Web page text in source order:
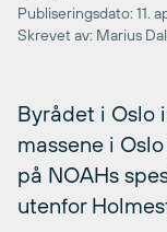
Publiseringsdato: 11.
Skrevet av: Marius
Byrådet i Oslo
massene i
på NOAHs
utenfor